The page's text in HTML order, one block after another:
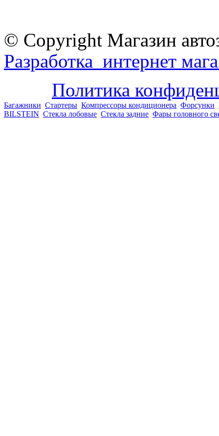
© Copyright Магазин
Разработка интернет
Политика
Багажники Стартеры Компрессоры кондиционера Форсунки
BILSTEIN Стекла лобовые Стекла задние Фары головного